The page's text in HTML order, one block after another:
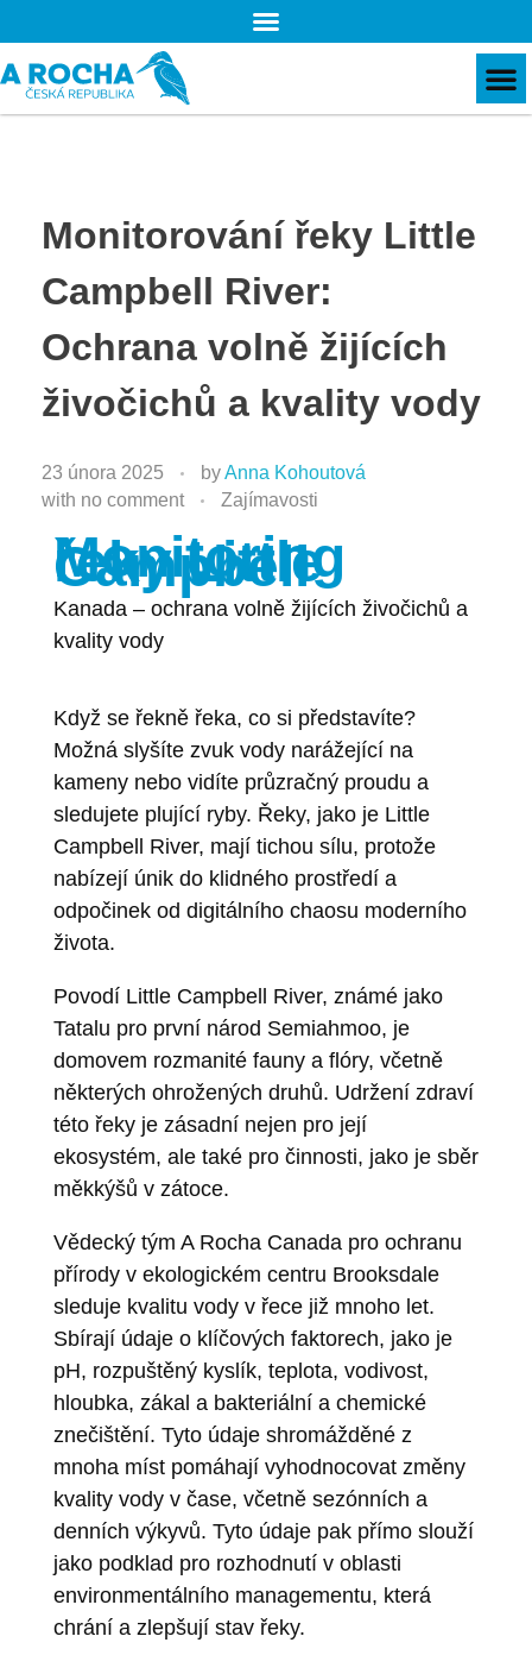
Monitorování řeky Little
Campbell River:
Ochrana volně žijících
živočichů a kvality vody
23 února 2025 byAnna Kohoutová
with no comment Zajímavosti
Monitoring
řeky Little
Campbell
Kanada – ochrana volně žijících živočichů a
kvality vody
Když se řekně řeka, co si představíte?
Možná slyšíte zvuk vody narážející na
kameny nebo vidíte průzračný proudu a
sledujete plující ryby. Řeky, jako je Little
Campbell River, mají tichou sílu, protože
nabízejí únik do klidného prostředí a
odpočinek od digitálního chaosu moderního
života.
Povodí Little Campbell River, známé jako
Tatalu pro první národ Semiahmoo, je
domovem rozmanité fauny a flóry, včetně
některých ohrožených druhů. Udržení zdraví
této řeky je zásadní nejen pro její
ekosystém, ale také pro činnosti, jako je sběr
měkkýšů v zátoce.
Vědecký tým A Rocha Canada pro ochranu
přírody v ekologickém centru Brooksdale
sleduje kvalitu vody v řece již mnoho let.
Sbírají údaje o klíčových faktorech, jako je
pH, rozpuštěný kyslík, teplota, vodivost,
hloubka, zákal a bakteriální a chemické
znečištění. Tyto údaje shromážděné z
mnoha míst pomáhají vyhodnocovat změny
kvality vody v čase, včetně sezónních a
denních výkyvů. Tyto údaje pak přímo slouží
jako podklad pro rozhodnutí v oblasti
environmentálního managementu, která
chrání a zlepšují stav řeky.